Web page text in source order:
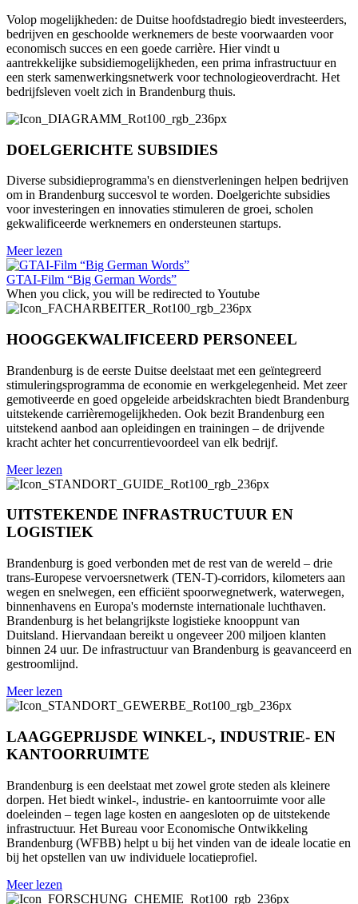
Volop mogelijkheden: de Duitse hoofdstadregio biedt investeerders,
bedrijven en geschoolde werknemers de beste voorwaarden voor
economisch succes en een goede carrière. Hier vindt u
aantrekkelijke subsidiemogelijkheden, een prima infrastructuur en
een sterk samenwerkingsnetwerk voor technologieoverdracht. Het
bedrijfsleven voelt zich in Brandenburg thuis.
DOELGERICHTE SUBSIDIES
Diverse subsidieprogramma's en dienstverleningen helpen bedrijven
om in Brandenburg succesvol te worden. Doelgerichte subsidies
voor investeringen en innovaties stimuleren de groei, scholen
gekwalificeerde werknemers en ondersteunen startups.
Meer lezen
GTAI-Film “Big German Words”
When you click, you will be redirected to Youtube
HOOGGEKWALIFICEERD PERSONEEL
Brandenburg is de eerste Duitse deelstaat met een geïntegreerd
stimuleringsprogramma de economie en werkgelegenheid. Met zeer
gemotiveerde en goed opgeleide arbeidskrachten biedt Brandenburg
uitstekende carrièremogelijkheden. Ook bezit Brandenburg een
uitstekend aanbod aan opleidingen en trainingen – de drijvende
kracht achter het concurrentievoordeel van elk bedrijf.
Meer lezen
UITSTEKENDE INFRASTRUCTUUR EN
LOGISTIEK
Brandenburg is goed verbonden met de rest van de wereld – drie
trans-Europese vervoersnetwerk (TEN-T)-corridors, kilometers aan
wegen en snelwegen, een efficiënt spoorwegnetwerk, waterwegen,
binnenhavens en Europa's modernste internationale luchthaven.
Brandenburg is het belangrijkste logistieke knooppunt van
Duitsland. Hiervandaan bereikt u ongeveer 200 miljoen klanten
binnen 24 uur. De infrastructuur van Brandenburg is geavanceerd en
gestroomlijnd.
Meer lezen
LAAGGEPRIJSDE WINKEL-, INDUSTRIE- EN
KANTOORRUIMTE
Brandenburg is een deelstaat met zowel grote steden als kleinere
dorpen. Het biedt winkel-, industrie- en kantoorruimte voor alle
doeleinden – tegen lage kosten en aangesloten op de uitstekende
infrastructuur. Het Bureau voor Economische Ontwikkeling
Brandenburg (WFBB) helpt u bij het vinden van de ideale locatie en
bij het opstellen van uw individuele locatieprofiel.
Meer lezen